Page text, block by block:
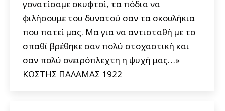
γονατίσαμε σκυφτοί, τα πόδια να
φιλήσουμε του δυνατού σαν τα σκουλήκια
που πατεί μας. Μα για να αντισταθή με το
σπαθί βρέθηκε σαν πολύ στοχαστική και
σαν πολύ ονειρόπλεχτη η ψυχή μας…»
ΚΩΣΤΗΣ ΠΑΛΑΜΑΣ 1922